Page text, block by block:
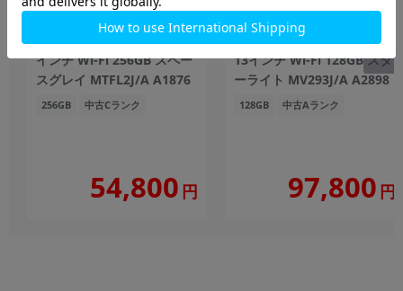
【第3世代】 iPad Pro 12.9
インチ Wi-Fi 256GB スペー
スグレイ MTFL2J/A A1876
256GB 中古Cランク
54,800 円
【第6世代】 iPad Air(M2)
13インチ Wi-Fi 128GB スタ
ーライト MV293J/A A2898
128GB 中古Aランク
97,800 円